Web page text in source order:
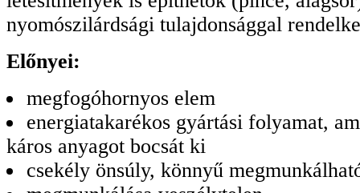
nyomószilárdsági tulajdonsággal
Előnyei:
megfogóhornyos elem
energiatakarékos gyártási folyamat,
káros anyagot bocsát ki
csekély önsúly, könnyű